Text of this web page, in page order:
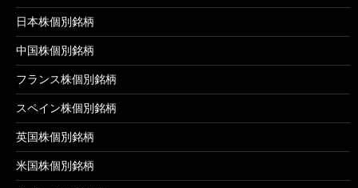
日本株個別銘柄
中国株個別銘柄
フランス株個別銘柄
スペイン株個別銘柄
英国株個別銘柄
米国株個別銘柄